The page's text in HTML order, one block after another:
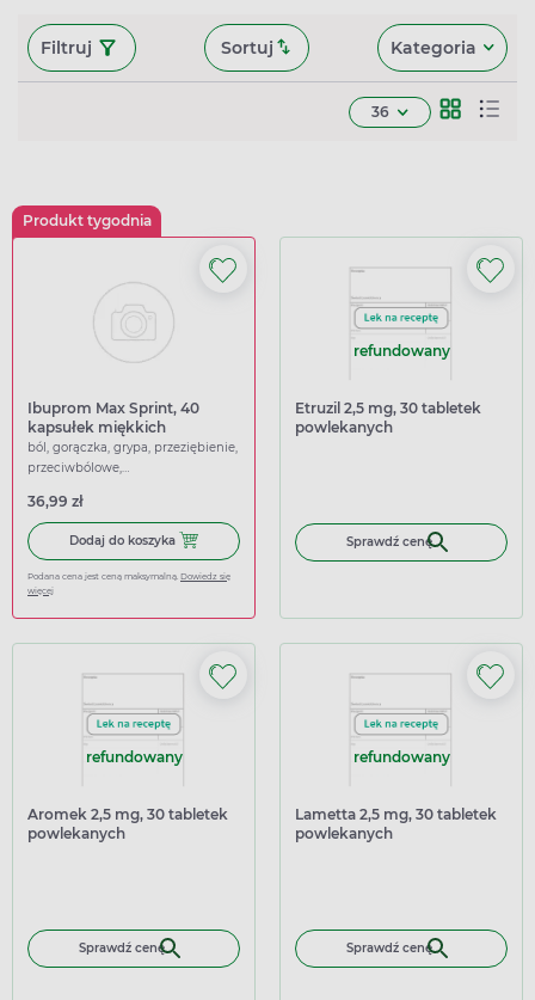
Filtruj Sortuj Kategoria
36
Produkt tygodnia
Ibuprom Max Sprint, 40
kapsułek miękkich
ból, gorączka, grypa, przeziębienie,
przeciwbólowe,
36,99 zł
Dodaj do koszyka Dodaj do koszyka Ibuprom Max Sprint, 40 kapsułek
Podana cena jest ceną maksymalną. Dowiedz się
więcej
refundowany
Etruzil 2,5 mg, 30 tabletek
powlekanych
Sprawdź cenę
refundowany
Aromek 2,5 mg, 30 tabletek
powlekanych
Sprawdź cenę
refundowany
Lametta 2,5 mg, 30 tabletek
powlekanych
Sprawdź cenę